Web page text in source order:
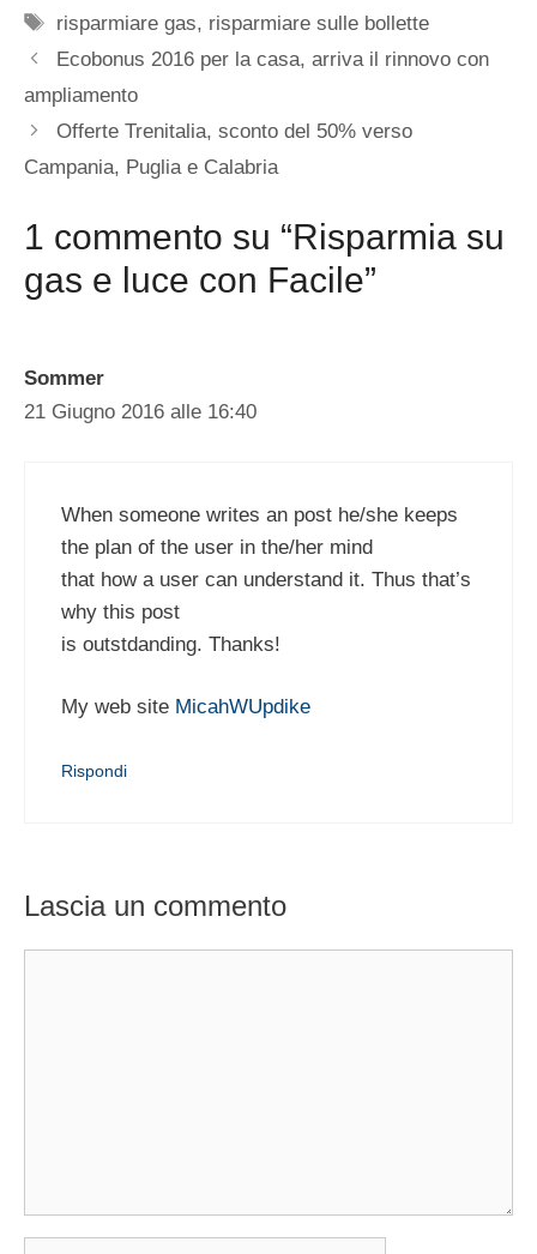
Tag
risparmiare gas, risparmiare sulle bollette
Ecobonus 2016 per la casa, arriva il rinnovo con
ampliamento
Offerte Trenitalia, sconto del 50% verso
Campania, Puglia e Calabria
1 commento su “Risparmia su
gas e luce con Facile”
Sommer
21 Giugno 2016 alle 16:40
When someone writes an post he/she keeps
the plan of the user in the/her mind
that how a user can understand it. Thus that’s
why this post
is outstdanding. Thanks!
My web site MicahWUpdike
Rispondi
Lascia un commento